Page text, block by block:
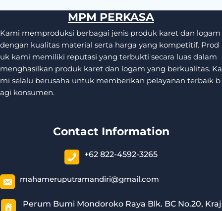
MPM PERKASA
Kami memproduksi berbagai jenis produk karet dan logam
dengan kualitas material serta harga yang kompetitif. Prod
uk kami memiliki reputasi yang terbukti secara luas dalam
menghasilkan produk karet dan logam yang berkualitas. Ka
mi selalu berusaha untuk memberikan pelayanan terbaik b
agi konsumen.
Contact Information
+62 822-4592-3265
mahameruputramandiri@gmail.com
Perum Bumi Mondoroko Raya Blk. BC No.20, Kraj